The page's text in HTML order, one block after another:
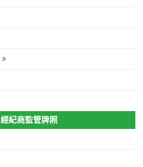
經紀商監管牌照